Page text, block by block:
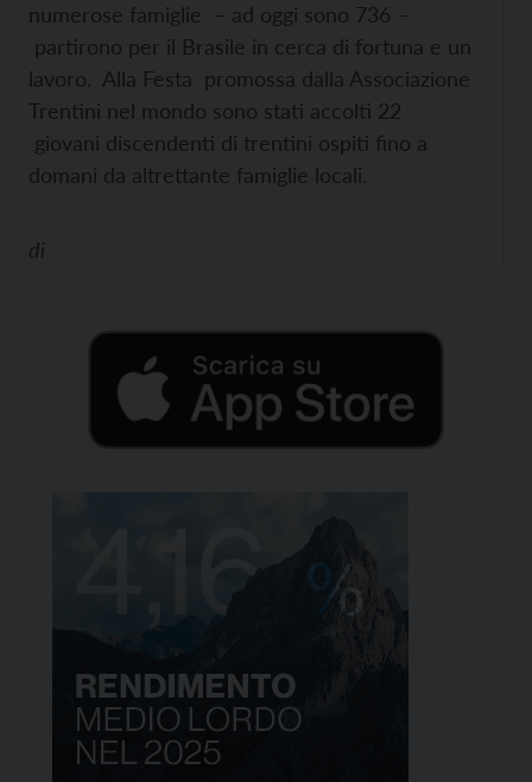
numerose famiglie – ad oggi sono 736 –
partirono per il Brasile in cerca di fortuna e un
lavoro. Alla Festa promossa dalla Associazione
Trentini nel mondo sono stati accolti 22
giovani discendenti di trentini ospiti fino a
domani da altrettante famiglie locali.
di